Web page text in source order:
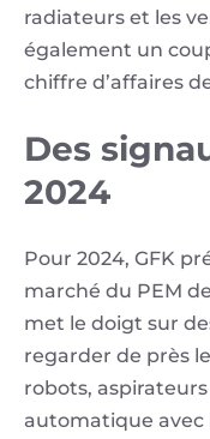
radiateurs et les
également un
chiffre d’affaires
Des
2024
Pour 2024, GFK
marché du PEM
met le doigt sur
regarder de près
robots,
automatique avec